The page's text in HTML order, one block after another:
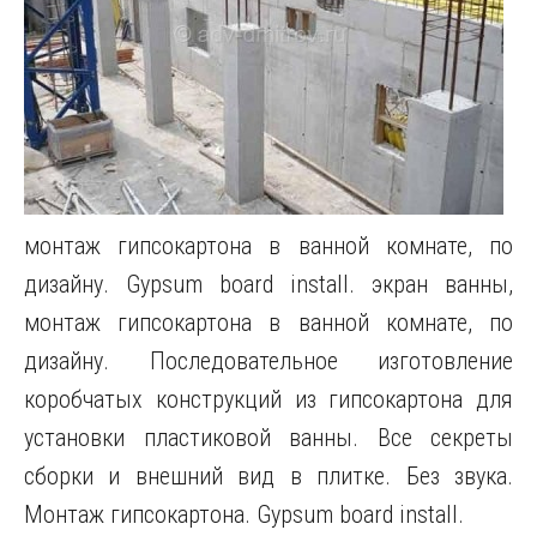
монтаж гипсокартона в ванной комнате, по
дизайну. Gypsum board install. экран ванны,
монтаж гипсокартона в ванной комнате, по
дизайну. Последовательное изготовление
коробчатых конструкций из гипсокартона для
установки пластиковой ванны. Все секреты
сборки и внешний вид в плитке. Без звука.
Монтаж гипсокартона. Gypsum board install.